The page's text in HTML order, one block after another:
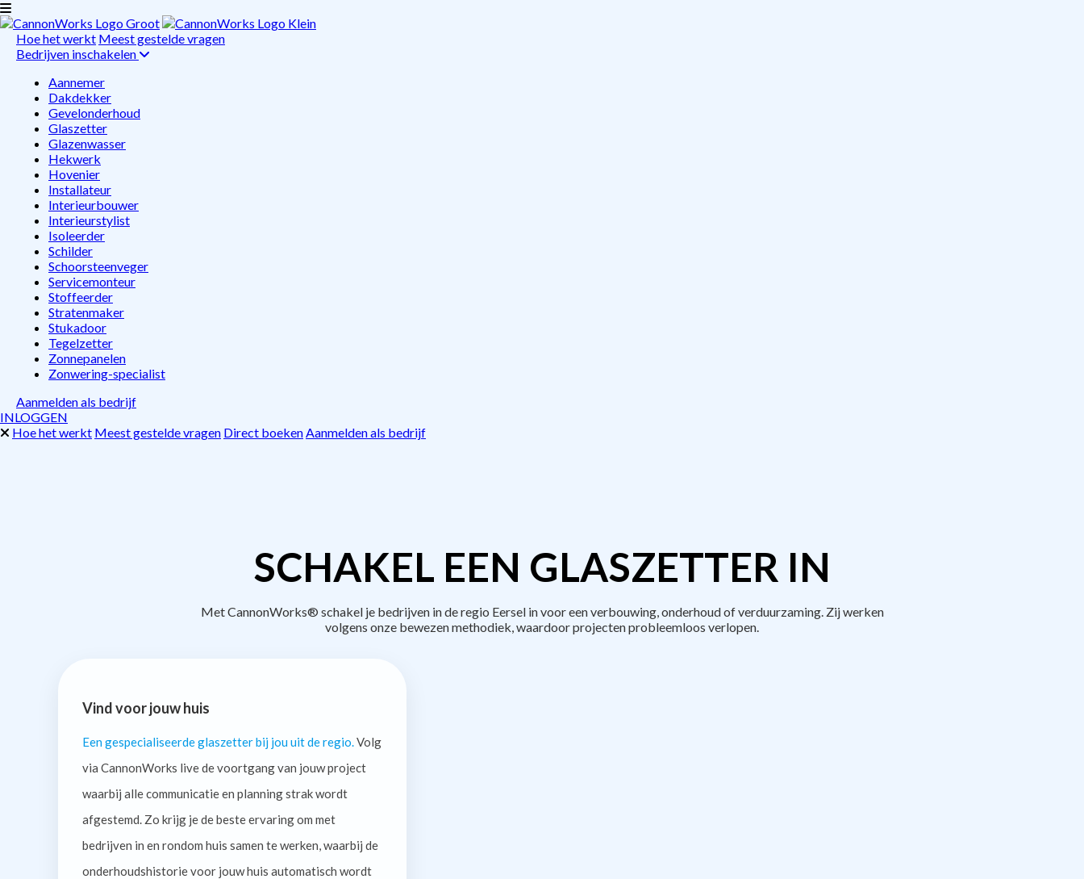
Hoe het werkt Meest gestelde vragen
Bedrijven inschakelen
Aannemer
Dakdekker
Gevelonderhoud
Glaszetter
Glazenwasser
Hekwerk
Hovenier
Installateur
Interieurbouwer
Interieurstylist
Isoleerder
Schilder
Schoorsteenveger
Servicemonteur
Stoffeerder
Stratenmaker
Stukadoor
Tegelzetter
Zonnepanelen
Zonwering-specialist
Aanmelden als bedrijf
INLOGGEN
Hoe het werkt Meest gestelde vragen Direct boekenAanmelden als bedrijf
SCHAKEL EEN GLASZETTER IN
Met CannonWorks® schakel je bedrijven in de regio Eersel in voor een verbouwing, onderhoud of verduurzaming. Zij werken
volgens onze bewezen methodiek, waardoor projecten probleemloos verlopen.
Vind voor jouw huis
Een gespecialiseerde glaszetter bij jou uit de regio. Volg
via CannonWorks live de voortgang van jouw project
waarbij alle communicatie en planning strak wordt
afgestemd. Zo krijg je de beste ervaring om met
bedrijven in en rondom huis samen te werken, waarbij de
onderhoudshistorie voor jouw huis automatisch wordt